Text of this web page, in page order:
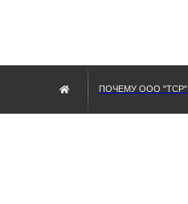
ПОЧЕМУ ООО "ТСР"